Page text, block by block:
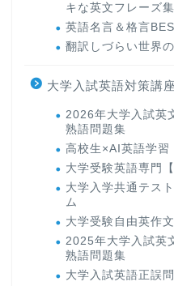
キな英文フレーズ集
英語名言＆格言
翻訳しづらい世界
大学入試英語対策講座
2026年大学入試英
熟語問題集
高校生×AI英語学習
大学受験英語専門【
大学入学共通テス
ム
大学受験自由英作
2025年大学入試英
熟語問題集
大学入試英語正誤